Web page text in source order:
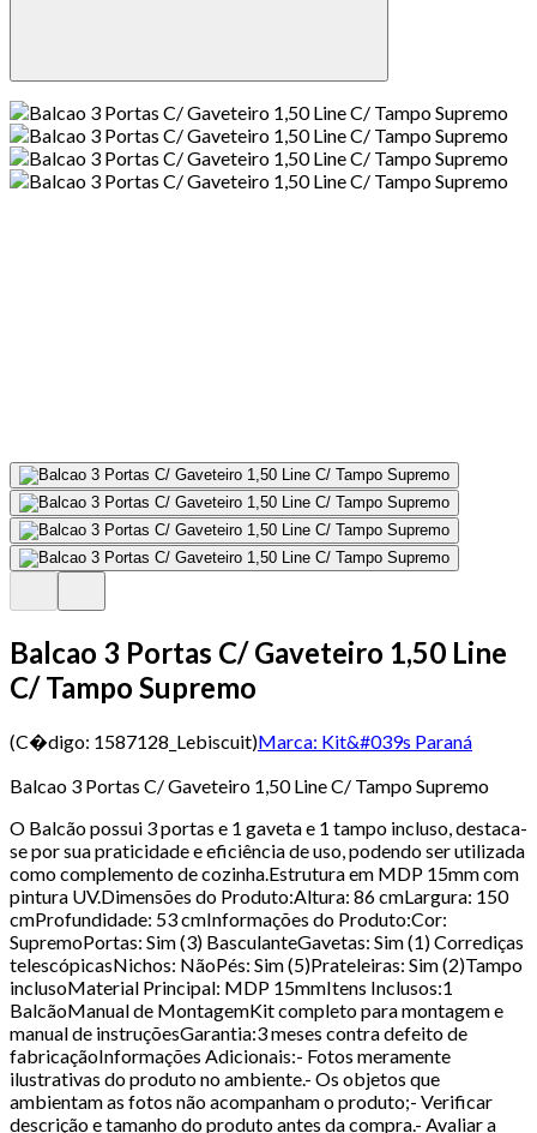
Balcao 3 Portas C/ Gaveteiro 1,50 Line
C/ Tampo Supremo
(C�digo: 1587128_Lebiscuit)Marca: Kit&#039s Paraná
Balcao 3 Portas C/ Gaveteiro 1,50 Line C/ Tampo Supremo
O Balcão possui 3 portas e 1 gaveta e 1 tampo incluso, destaca-
se por sua praticidade e eficiência de uso, podendo ser utilizada
como complemento de cozinha.Estrutura em MDP 15mm com
pintura UV.Dimensões do Produto:Altura: 86 cmLargura: 150
cmProfundidade: 53 cmInformações do Produto:Cor:
SupremoPortas: Sim (3) BasculanteGavetas: Sim (1) Corrediças
telescópicasNichos: NãoPés: Sim (5)Prateleiras: Sim (2)Tampo
inclusoMaterial Principal: MDP 15mmItens Inclusos:1
BalcãoManual de MontagemKit completo para montagem e
manual de instruçõesGarantia:3 meses contra defeito de
fabricaçãoInformações Adicionais:- Fotos meramente
ilustrativas do produto no ambiente.- Os objetos que
ambientam as fotos não acompanham o produto;- Verificar
descrição e tamanho do produto antes da compra.- Avaliar a